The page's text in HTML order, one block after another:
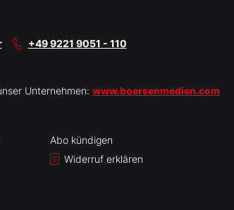
+49 9221 9051 - 110
Unternehmen: www.boersenmedien.com
Abo kündigen
Widerruf erklären